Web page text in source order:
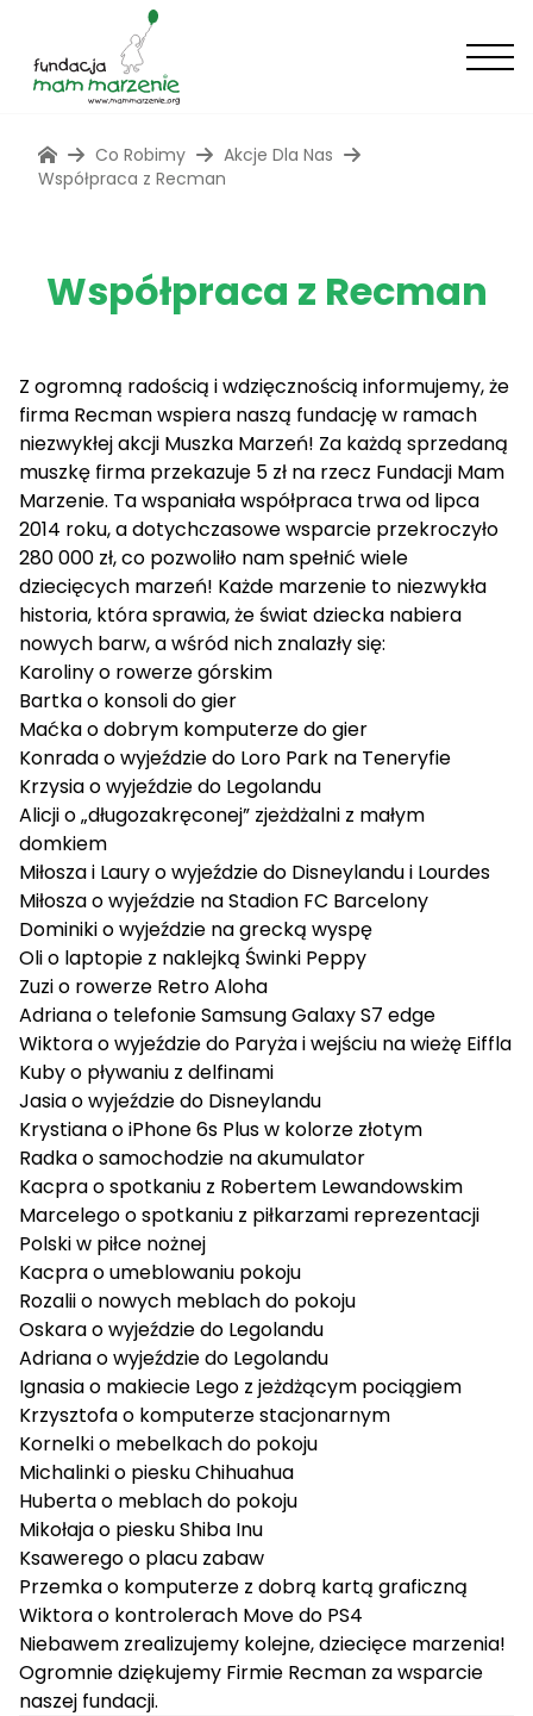
Co Robimy
Akcje Dla Nas
Współpraca z Recman
Współpraca z Recman
Z ogromną radością i wdzięcznością informujemy, że
firma Recman wspiera naszą fundację w ramach
niezwykłej akcji Muszka Marzeń! Za każdą sprzedaną
muszkę firma przekazuje 5 zł na rzecz Fundacji Mam
Marzenie. Ta wspaniała współpraca trwa od lipca
2014 roku, a dotychczasowe wsparcie przekroczyło
280 000 zł, co pozwoliło nam spełnić wiele
dziecięcych marzeń! Każde marzenie to niezwykła
historia, która sprawia, że świat dziecka nabiera
nowych barw, a wśród nich znalazły się:
Karolinyo rowerze górskim
Bartkao konsoli do gier
Maćkao dobrym komputerze do gier
Konradao wyjeździe do Loro Park na Teneryfie
Krzysiao wyjeździe do Legolandu
Alicjio „długozakręconej” zjeżdżalni z małym
domkiem
Miłoszai Lauryo wyjeździe do Disneylandu i Lourdes
Miłoszao wyjeździe na Stadion FC Barcelony
Dominikio wyjeździe na grecką wyspę
Olio laptopie z naklejką Świnki Peppy
Zuzio rowerze Retro Aloha
Adrianao telefonie Samsung Galaxy S7 edge
Wiktorao wyjeździe do Paryża i wejściu na wieżę Eiffla
Kubyo pływaniu z delfinami
Jasiao wyjeździe do Disneylandu
Krystianao iPhone 6s Plus w kolorze złotym
Radkao samochodzie na akumulator
Kacprao spotkaniu z Robertem Lewandowskim
Marcelegoo spotkaniu z piłkarzami reprezentacji
Polski w piłce nożnej
Kacprao umeblowaniu pokoju
Rozaliio nowych meblach do pokoju
Oskarao wyjeździe do Legolandu
Adrianao wyjeździe do Legolandu
Ignasiao makiecie Lego z jeżdżącym pociągiem
Krzysztofao komputerze stacjonarnym
Kornelkio mebelkach do pokoju
Michalinkio piesku Chihuahua
Hubertao meblach do pokoju
Mikołajao piesku Shiba Inu
Ksaweregoo placu zabaw
Przemkao komputerze z dobrą kartą graficzną
Wiktorao kontrolerach Move do PS4
Niebawem zrealizujemy kolejne, dziecięce marzenia!
Ogromnie dziękujemy Firmie Recman za wsparcie
naszej fundacji.